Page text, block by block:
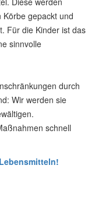
gepackt und
Für die Kinder ist das
sinnvolle
durch
Wir werden sie
schnell